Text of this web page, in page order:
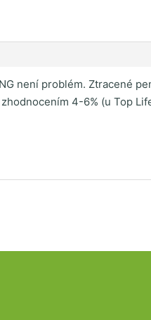
není problém. Ztracené
4-6% (u Top